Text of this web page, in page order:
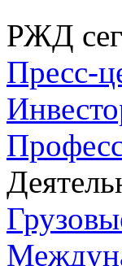
РЖД
Пресс-